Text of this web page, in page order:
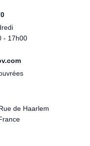
- 17h00
de Haarlem